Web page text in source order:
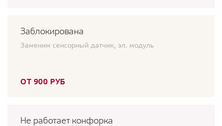
Заблокирована
Заменим сенсорный датчик, эл. модуль
ОТ 900 РУБ
Не работает конфорка